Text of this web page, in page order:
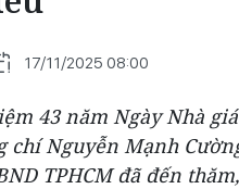
17/11/2025 08:00
43 năm Ngày Nhà
chí Nguyễn Mạnh
TPHCM đã đến